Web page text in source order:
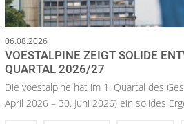
06.08.2026
VOESTALPINE ZEIGT SOLIDE
QUARTAL 2026/27
Die voestalpine hat im 1. Quartal des
April 2026 – 30. Juni 2026) ein solides